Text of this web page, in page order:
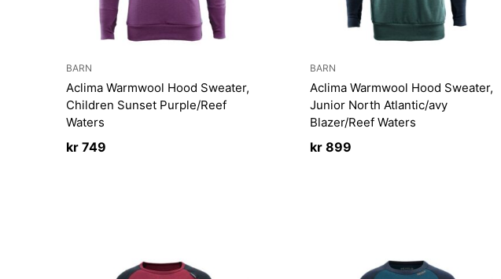
BARN
Aclima Warmwool Hood Sweater,
Children Sunset Purple/Reef
Waters
kr 749
BARN
Aclima Warmwool Hood Sweater,
Junior North Atlantic/avy
Blazer/Reef Waters
kr899